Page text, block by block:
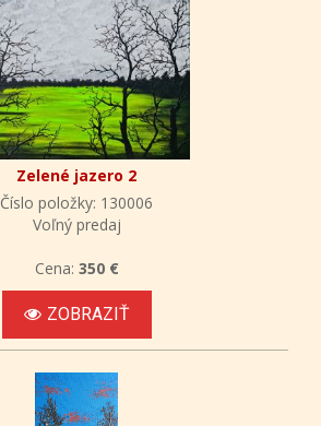
Zelené jazero 2
Číslo položky: 130006
Voľný predaj
Cena: 350 €
ZOBRAZIŤ